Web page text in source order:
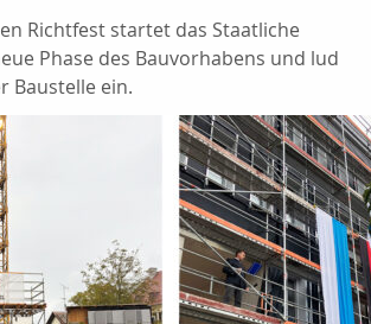
Richtfest startet das Staatliche
Phase des Bauvorhabens und lud
Baustelle ein.